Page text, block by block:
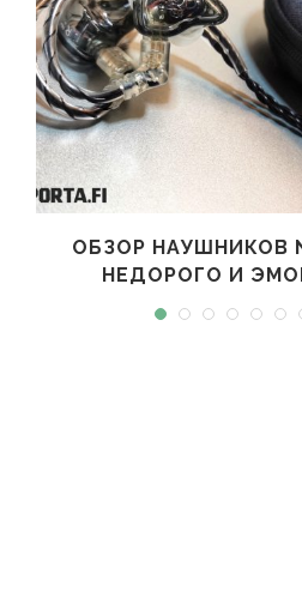
ОБЗОР НАУШНИКОВ
НЕДОРОГО И